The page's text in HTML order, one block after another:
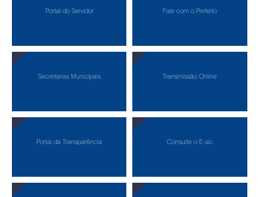
Portal do Servidor Fale com o Prefeito
Secretarias Municipais Transmissão Online
Portal da Transparência Consulte o E-sic